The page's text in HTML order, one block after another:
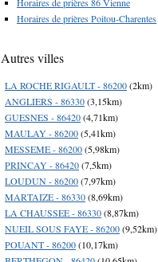
Horaires de prières Poitou-Charentes
Autres villes
LA ROCHE RIGAULT - 86200(2km)
ANGLIERS - 86330(3,15km)
GUESNES - 86420(4,71km)
MAULAY - 86200(5,41km)
MESSEME - 86200(5,98km)
PRINCAY - 86420(7,5km)
LOUDUN - 86200(7,97km)
MARTAIZE - 86330(8,69km)
LA CHAUSSEE - 86330(8,87km)
NUEIL SOUS FAYE - 86200(9,52km)
POUANT - 86200(10,17km)